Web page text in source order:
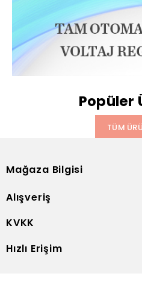
Popüler
TÜM
Mağaza Bilgisi
Alışveriş
KVKK
Hızlı Erişim